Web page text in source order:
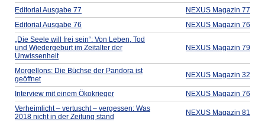
Editorial Ausgabe 77
NEXUS Magazin 77
Editorial Ausgabe 76
NEXUS Magazin 76
„Die Seele will frei sein“: Von Leben, Tod
und Wiedergeburt im Zeitalter der
Unwissenheit
NEXUS Magazin 79
Morgellons: Die Büchse der Pandora ist
geöffnet
NEXUS Magazin 32
Interview mit einem Ökokrieger
NEXUS Magazin 76
Verheimlicht – vertuscht – vergessen: Was
2018 nicht in der Zeitung stand
NEXUS Magazin 81